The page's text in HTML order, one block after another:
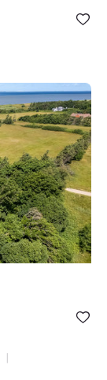
Bolig er
under
Bolig er
under
|